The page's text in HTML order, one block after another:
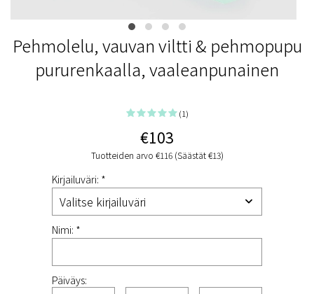
Pehmolelu, vauvan viltti & pehmopupu
pururenkaalla, vaaleanpunainen
(1)
€103
Tuotteiden arvo €116 (Säästät €13)
Kirjailuväri: *
Nimi: *
Päiväys: